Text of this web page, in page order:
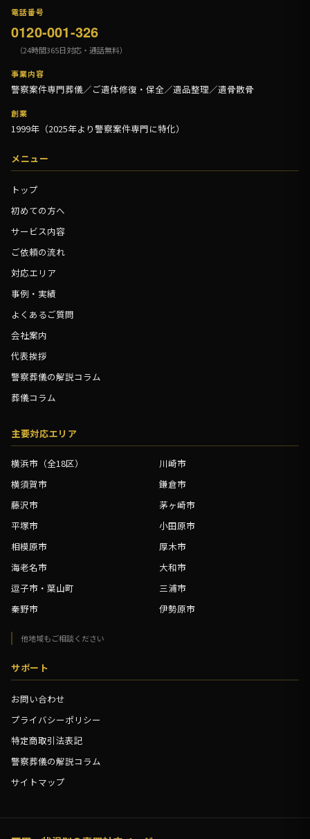
電話番号
0120-001-326
（24時間365日対応・通話無料）
事業内容
警察案件専門葬儀／ご遺体修復・保全／遺品整理／遺骨散骨
創業
1999年（2025年より警察案件専門に特化）
メニュー
トップ
初めての方へ
サービス内容
ご依頼の流れ
対応エリア
事例・実績
よくあるご質問
会社案内
代表挨拶
警察葬儀の解説コラム
葬儀コラム
主要対応エリア
横浜市（全18区）
川崎市
横須賀市
鎌倉市
藤沢市
茅ヶ崎市
平塚市
小田原市
相模原市
厚木市
海老名市
大和市
逗子市・葉山町
三浦市
秦野市
伊勢原市
他地域もご相談ください
サポート
お問い合わせ
プライバシーポリシー
特定商取引法表記
警察葬儀の解説コラム
サイトマップ